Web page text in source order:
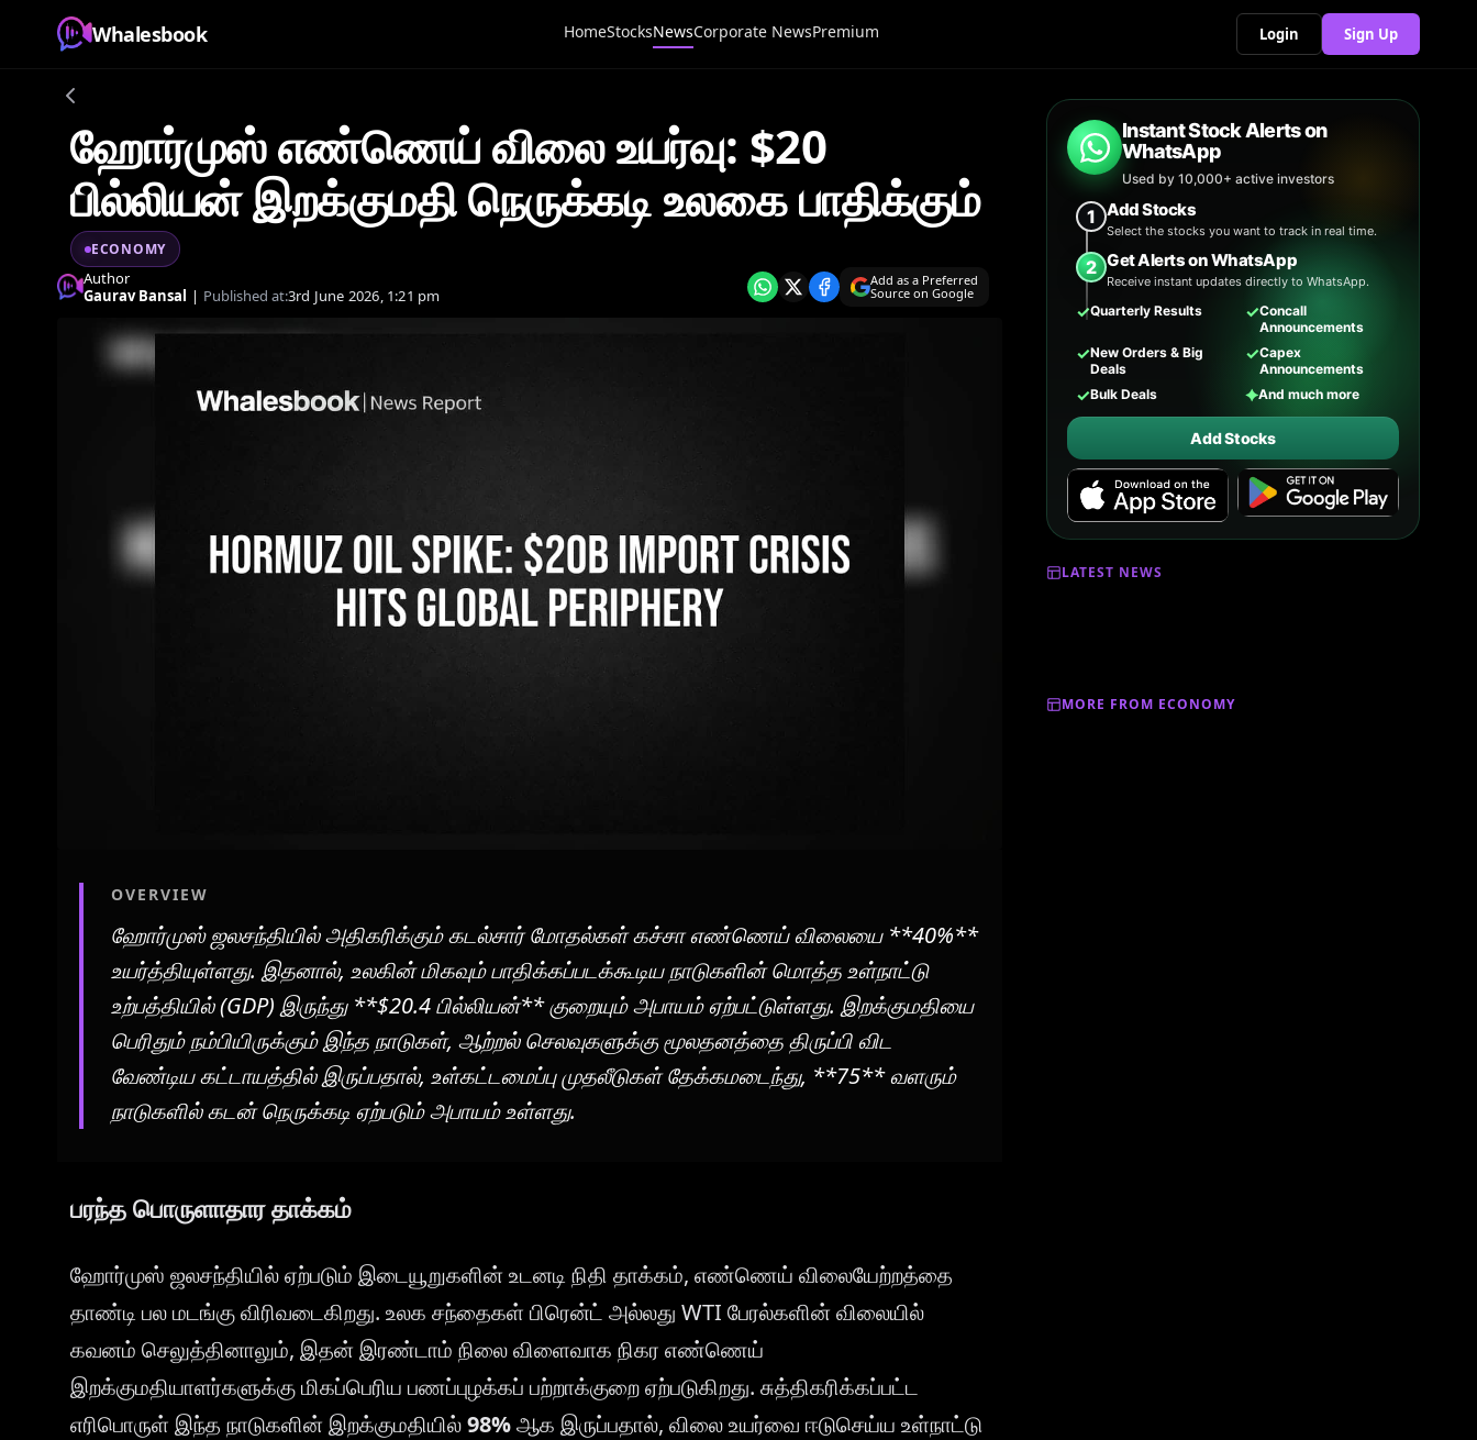
Whalesbook HomeStocksNewsCorporate NewsPremium Login Sign Up
ஹோர்முஸ் எண்ணெய் விலை உயர்வு: $20
பில்லியன் இறக்குமதி நெருக்கடி உலகை பாதிக்கும்
ECONOMY
Author
Gaurav Bansal | Published at:3rd June 2026, 1:21 pm
Add as a Preferred
Source on Google
OVERVIEW
ஹோர்முஸ் ஜலசந்தியில் அதிகரிக்கும் கடல்சார் மோதல்கள் கச்சா எண்ணெய் விலையை **40%**
உயர்த்தியுள்ளது. இதனால், உலகின் மிகவும் பாதிக்கப்படக்கூடிய நாடுகளின் மொத்த உள்நாட்டு
உற்பத்தியில் (GDP) இருந்து **$20.4 பில்லியன்** குறையும் அபாயம் ஏற்பட்டுள்ளது. இறக்குமதியை
பெரிதும் நம்பியிருக்கும் இந்த நாடுகள், ஆற்றல் செலவுகளுக்கு மூலதனத்தை திருப்பி விட
வேண்டிய கட்டாயத்தில் இருப்பதால், உள்கட்டமைப்பு முதலீடுகள் தேக்கமடைந்து, **75** வளரும்
நாடுகளில் கடன் நெருக்கடி ஏற்படும் அபாயம் உள்ளது.
பரந்த பொருளாதார தாக்கம்
ஹோர்முஸ் ஜலசந்தியில் ஏற்படும் இடையூறுகளின் உடனடி நிதி தாக்கம், எண்ணெய் விலையேற்றத்தை
தாண்டி பல மடங்கு விரிவடைகிறது. உலக சந்தைகள் பிரென்ட் அல்லது WTI பேரல்களின் விலையில்
கவனம் செலுத்தினாலும், இதன் இரண்டாம் நிலை விளைவாக நிகர எண்ணெய்
இறக்குமதியாளர்களுக்கு மிகப்பெரிய பணப்புழக்கப் பற்றாக்குறை ஏற்படுகிறது. சுத்திகரிக்கப்பட்ட
எரிபொருள் இந்த நாடுகளின் இறக்குமதியில்98%ஆக இருப்பதால், விலை உயர்வை ஈடுசெய்ய உள்நாட்டு
Instant Stock Alerts on
WhatsApp
Used by 10,000+ active investors
1 Add Stocks
Select the stocks you want to track in real time.
2 Get Alerts on WhatsApp
Receive instant updates directly to WhatsApp.
✓Quarterly Results ✓Concall
Announcements
✓New Orders & Big
Deals
✓Capex
Announcements
✓Bulk Deals ✦And much more
Add Stocks
LATEST NEWS
MORE FROM ECONOMY